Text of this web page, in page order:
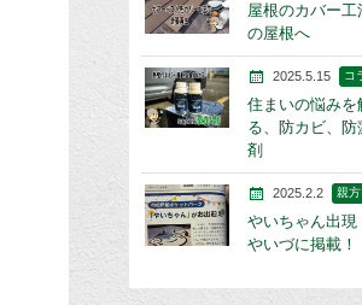
屋根のカバー工
の屋根へ
2025.5.15 コ
住まいの悩みを
る、防カビ、防
剤
2025.2.2 親
やいちゃん出
やいづに掲載！